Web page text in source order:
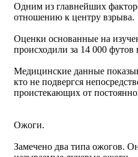
Одним из главнейших
отношению к центру взрыва.
Оценки основанные на
происходили за 14 000
Медицинские данные
кто не подвергся
проистекающих от
Ожоги.
Замечено два типа ожогов.